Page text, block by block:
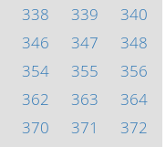
338 339
340
346 347
348
354 355
356
362 363
364
370 371
372